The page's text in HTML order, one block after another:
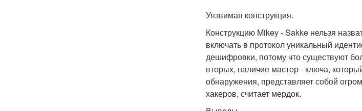
Уязвимая конструкция.
Конструкцию Mikey - Sakke нельзя
включать в протокол уникальный
дешифровки, потому что существуют
вторых, наличие мастер - ключа,
обнаружения, представляет собой
хакеров, считает мердок.